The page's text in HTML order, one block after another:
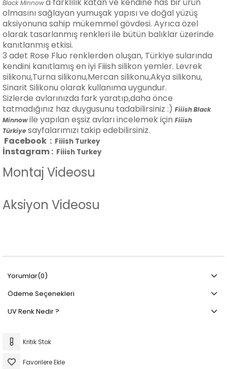
Black Minnow
olmasını sağlayan yumuşak yapısı ve doğal yüzüş
aksiyonuna sahip mükemmel gövdesi. Ayrıca özel
olarak tasarlanmış renkleri ile bütün balıklar üzerinde
kanıtlanmış etkisi.
3 adet Rose Fluo renklerden oluşan, Türkiye sularında
kendini kanıtlamış en iyi Fiiish silikon yemler. Levrek
silikonu,Turna silikonu,Mercan silikonu,Akya silikonu,
Sinarit Silikonu olarak kullanıma uygundur.
Sizlerde avlarınızda fark yaratıp,daha önce
tatmadığınız haz duygusunu tadabilirsiniz :) Fiiish Black
Minnowile yapılan eşsiz avları incelemek için Fiiish
Türkiye sayfalarımızı takip edebilirsiniz.
Facebook : Fiiish Turkey
İnstagram : Fiiish Turkey
Montaj Videosu
Aksiyon Videosu
Yorumlar(0)
Ödeme Seçenekleri
UV Renk Nedir ?
Kritik Stok
Favorilere Ekle